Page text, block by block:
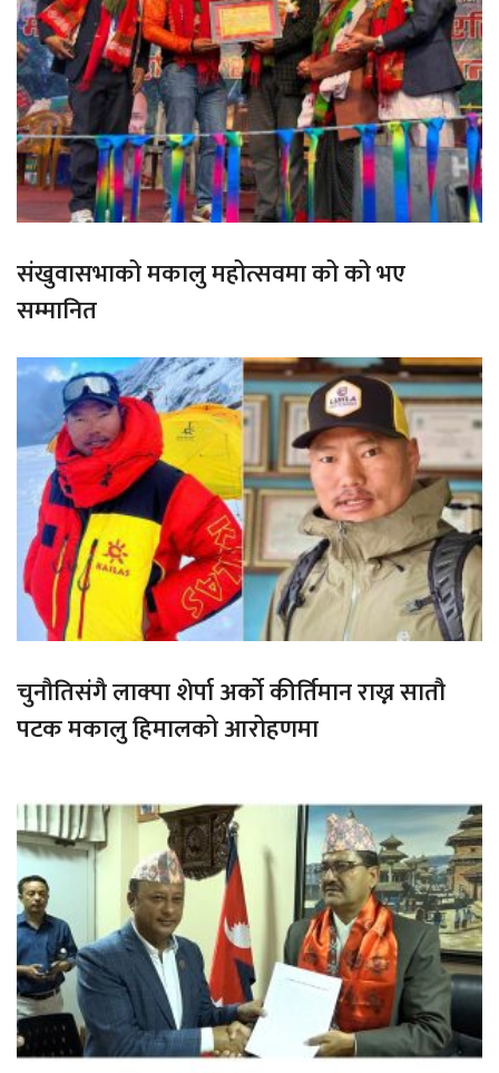
संखुवासभाको मकालु महोत्सवमा को को भए
सम्मानित
चुनौतिसंगै लाक्पा शेर्पा अर्को कीर्तिमान राख्न सातौ
पटक मकालु हिमालको आरोहणमा